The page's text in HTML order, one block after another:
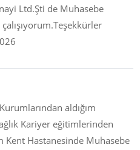
Ltd.Şti de Muhasebe
aldığım
Kariyer eğitimlerinden
Kent Hastanesinde Muhasebe